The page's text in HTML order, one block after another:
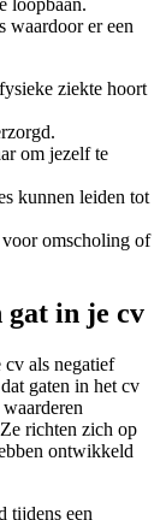
loopbaan.
waardoor er een
ziekte hoort
om jezelf te
kunnen leiden tot
voor omscholing of
gat in je cv
cv als negatief
gaten in het cv
richten zich op
ontwikkeld
tijdens een